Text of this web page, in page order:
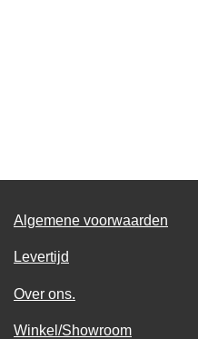
Algemene voorwaarden
Levertijd
Over ons.
Winkel/Showroom